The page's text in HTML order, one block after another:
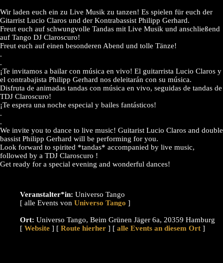
Wir laden euch ein zu Live Musik zu tanzen! Es spielen für euch der
Gitarrist Lucio Claros und der Kontrabassist Philipp Gerhard.
Freut euch auf schwungvolle Tandas mit Live Musik und anschließend
auf Tango DJ Claroscuro!
Freut euch auf einen besonderen Abend und tolle Tänze!
.
.
¡Te invitamos a bailar con música en vivo! El guitarrista Lucio Claros y
el contrabajista Philipp Gerhard nos deleitarán con su música.
Disfruta de animadas tandas con música en vivo, seguidas de tandas de
TDJ Claroscuro!
¡Te espera una noche especial y bailes fantásticos!
.
.
We invite you to dance to live music! Guitarist Lucio Claros and double
bassist Philipp Gerhard will be performing for you.
Look forward to spirited *tandas* accompanied by live music,
followed by a TDJ Claroscuro !
Get ready for a special evening and wonderful dances!
Veranstalter*in: Universo Tango
[ alle Events von
]
Ort: Universo Tango, Beim Grünen Jäger 6a, 20359 Hamburg
[ Website ] [ Route hierher ] [ alle Events an diesem Ort ]